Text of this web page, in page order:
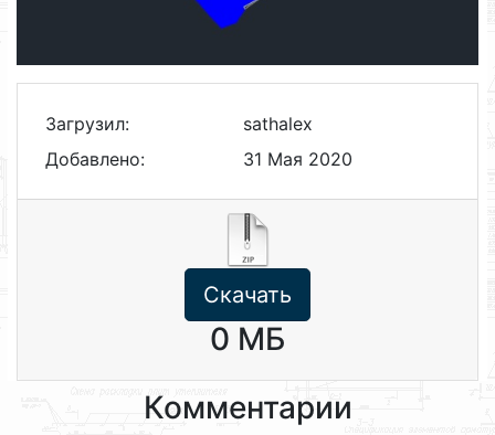
Загрузил:
sathalex
Добавлено:
31 Мая 2020
Скачать
0 МБ
Комментарии